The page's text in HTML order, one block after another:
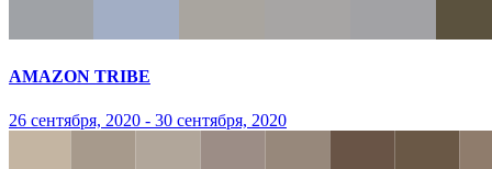
AMAZON TRIBE
26 сентября, 2020 - 30 сентября, 2020